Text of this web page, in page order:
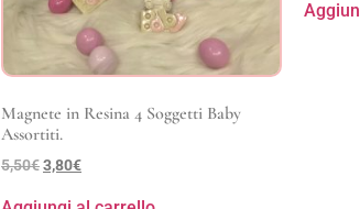
Magnete in Resina 4 Soggetti Baby
Assortiti.
5,50€3,80€